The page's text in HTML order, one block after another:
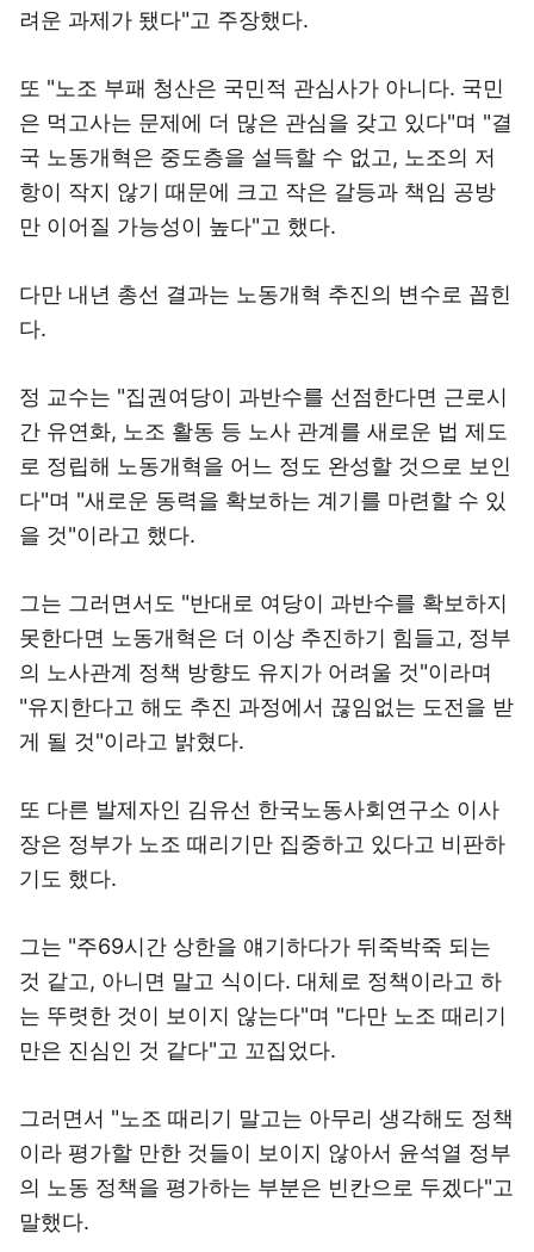
려운 과제가 됐다"고 주장했다.
또 "노조 부패 청산은 국민적 관심사가 아니다. 국민
은 먹고사는 문제에 더 많은 관심을 갖고 있다"며 "결
국 노동개혁은 중도층을 설득할 수 없고, 노조의 저
항이 작지 않기 때문에 크고 작은 갈등과 책임 공방
만 이어질 가능성이 높다"고 했다.
다만 내년 총선 결과는 노동개혁 추진의 변수로 꼽힌
다.
정 교수는 "집권여당이 과반수를 선점한다면 근로시
간 유연화, 노조 활동 등 노사 관계를 새로운 법 제도
로 정립해 노동개혁을 어느 정도 완성할 것으로 보인
다"며 "새로운 동력을 확보하는 계기를 마련할 수 있
을 것"이라고 했다.
그는 그러면서도 "반대로 여당이 과반수를 확보하지
못한다면 노동개혁은 더 이상 추진하기 힘들고, 정부
의 노사관계 정책 방향도 유지가 어려울 것"이라며
"유지한다고 해도 추진 과정에서 끊임없는 도전을 받
게 될 것"이라고 밝혔다.
또 다른 발제자인 김유선 한국노동사회연구소 이사
장은 정부가 노조 때리기만 집중하고 있다고 비판하
기도 했다.
그는 "주69시간 상한을 얘기하다가 뒤죽박죽 되는
것 같고, 아니면 말고 식이다. 대체로 정책이라고 하
는 뚜렷한 것이 보이지 않는다"며 "다만 노조 때리기
만은 진심인 것 같다"고 꼬집었다.
그러면서 "노조 때리기 말고는 아무리 생각해도 정책
이라 평가할 만한 것들이 보이지 않아서 윤석열 정부
의 노동 정책을 평가하는 부분은 빈칸으로 두겠다"고
말했다.